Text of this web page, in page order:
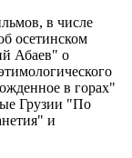
в числе
осетинском
Абаев" о
в горах"
Грузии "По
и